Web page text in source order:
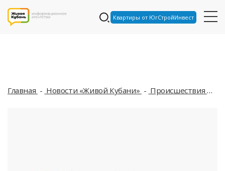
Квартиры от ЮгСтройИнвест
Главная Новости «Живой Кубани» Происшествия